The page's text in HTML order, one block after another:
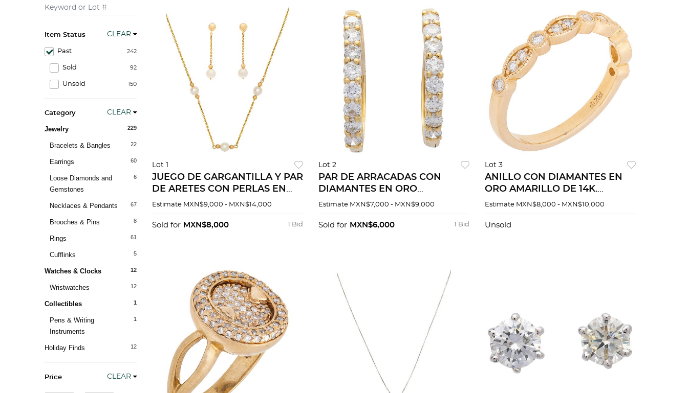
Item Status CLEAR
242
Past
92
Sold
150
Unsold
Category CLEAR
229
Jewelry
22
Bracelets & Bangles
60
Earrings
6
Loose Diamonds and
Gemstones
67
Necklaces & Pendants
8
Brooches & Pins
61
Rings
5
Cufflinks
12
Watches & Clocks
12
Wristwatches
1
Collectibles
1
Pens & Writing
Instruments
12
Holiday Finds
Price CLEAR
Lot 1
JUEGO DE GARGANTILLA Y PAR
DE ARETES CON PERLAS EN
ORO AMARILLO DE 14K. Perlas
blanco y crema: 6.0 mm
Estimate MXN$9,000 - MXN$14,000
1 Bid
Sold for MXN$8,000
Lot 2
PAR DE ARRACADAS CON
DIAMANTES EN ORO
AMARILLO DE 14K. Diamantes
Estimate MXN$7,000 - MXN$9,000
1 Bid
Sold for MXN$6,000
Lot 3
ANILLO CON DIAMANTES EN
ORO AMARILLO DE 14K.
Diamantes corte brillante ~0.20
Estimate MXN$8,000 - MXN$10,000
Unsold